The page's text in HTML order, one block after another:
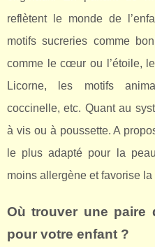
reflètent le monde de
motifs sucreries comme
comme le cœur ou l’étoile,
Licorne, les motifs
coccinelle, etc. Quant au
à vis ou à poussette. A
le plus adapté pour la
moins allergène et favorise
Où trouver une paire
pour votre enfant ?